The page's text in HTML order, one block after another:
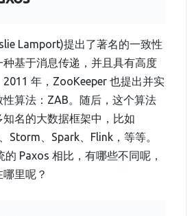
Lamport)提出了著名的一致性
基于消息传递，并且具有高度
年，ZooKeeper 也提出并实
算法：ZAB。随后，这个算法
名的大数据框架中，比如
Storm、Spark、Flink，等等。
Paxos 相比，有哪些不同呢，
里呢？